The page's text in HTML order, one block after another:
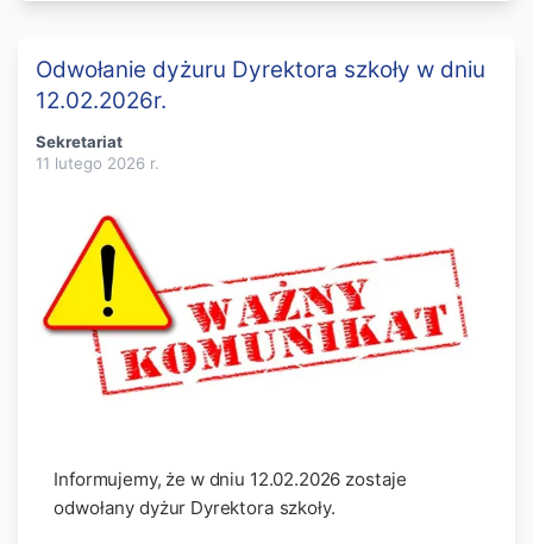
Odwołanie dyżuru Dyrektora szkoły w dniu
12.02.2026r.
Sekretariat
11 lutego 2026 r.
Informujemy, że w dniu 12.02.2026 zostaje
odwołany dyżur Dyrektora szkoły.